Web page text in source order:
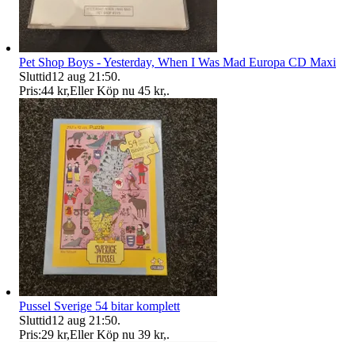
Pet Shop Boys - Yesterday, When I Was Mad Europa CD Maxi
Sluttid12 aug 21:50.
Pris:44 kr,Eller Köp nu 45 kr,.
Pussel Sverige 54 bitar komplett
Sluttid12 aug 21:50.
Pris:29 kr,Eller Köp nu 39 kr,.